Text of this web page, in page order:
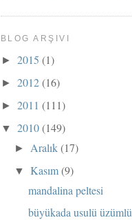
BLOG ARŞIVI
► 2015 (1)
► 2012(16)
► 2011 (111)
▼ 2010(149)
► Aralık(17)
▼Kasım(9)
mandalina peltesi
büyükada usulü üzümlü